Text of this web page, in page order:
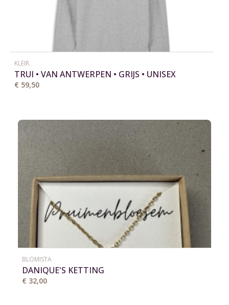
KLEIR.
TRUI • VAN ANTWERPEN • GRIJS • UNISEX
€ 59,50
BLOMISTA
DANIQUE'S KETTING
€ 32,00